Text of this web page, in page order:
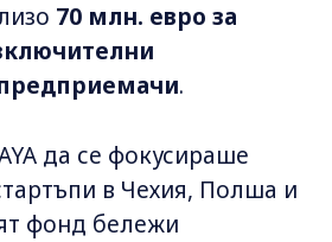
70 млн. евро за
.
да се фокусираше
в Чехия, Полша и
фонд бележи